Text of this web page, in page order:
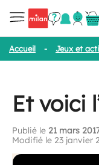
Accueil - Jeux et
Et voici
Publié le 21 mars
Modifié le 23 janvier